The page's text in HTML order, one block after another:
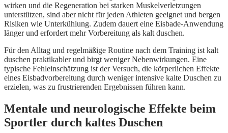
wirken und die Regeneration bei starken Muskelverletzungen
unterstützen, sind aber nicht für jeden Athleten geeignet und bergen
Risiken wie Unterkühlung. Zudem dauert eine Eisbade-Anwendung
länger und erfordert mehr Vorbereitung als kalt duschen.
Für den Alltag und regelmäßige Routine nach dem Training ist kalt
duschen praktikabler und birgt weniger Nebenwirkungen. Eine
typische Fehleinschätzung ist der Versuch, die körperlichen Effekte
eines Eisbadvorbereitung durch weniger intensive kalte Duschen zu
erzielen, was zu frustrierenden Ergebnissen führen kann.
Mentale und neurologische Effekte beim
Sportler durch kaltes Duschen